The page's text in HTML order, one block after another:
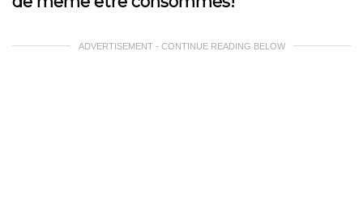
ADVERTISEMENT - CONTINUE READING BELOW